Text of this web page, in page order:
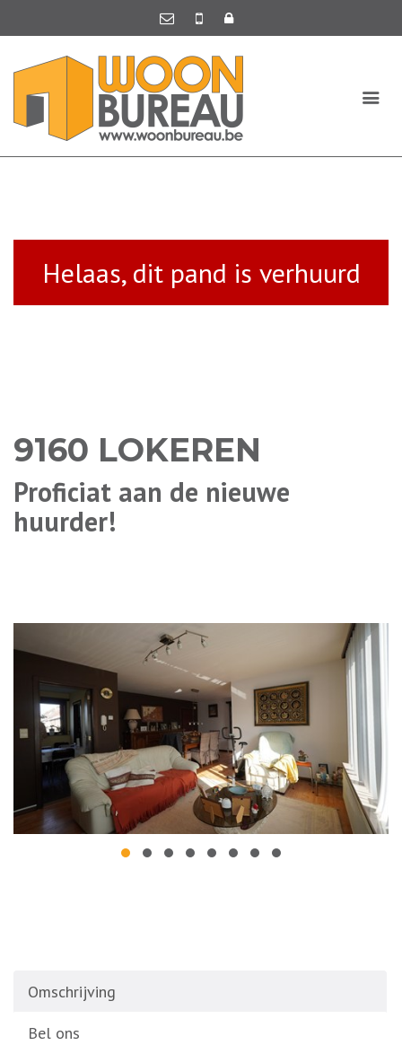
Helaas, dit pand is verhuurd
9160 LOKEREN
Proficiat aan de nieuwe
huurder!
Omschrijving
Bel ons